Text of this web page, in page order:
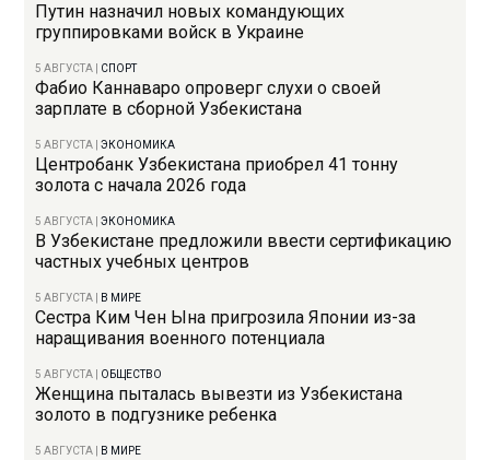
Путин назначил новых командующих
группировками войск в Украине
5 АВГУСТА СПОРТ
Фабио Каннаваро опроверг слухи о своей
зарплате в сборной Узбекистана
5 АВГУСТА |ЭКОНОМИКА
Центробанк Узбекистана приобрел 41 тонну
золота с начала 2026 года
5 АВГУСТА |ЭКОНОМИКА
В Узбекистане предложили ввести сертификацию
частных учебных центров
5 АВГУСТА В МИРЕ
Сестра Ким Чен Ына пригрозила Японии из-за
наращивания военного потенциала
5 АВГУСТА ОБЩЕСТВО
Женщина пыталась вывезти из Узбекистана
золото в подгузнике ребенка
5 АВГУСТА В МИРЕ